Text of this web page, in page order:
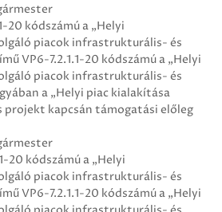
20 kódszámú a „Helyi
piacok infrastrukturális- és
VP6-7.2.1.1-20 kódszámú a „Helyi
piacok infrastrukturális- és
a „Helyi piac kialakítása
projekt kapcsán támogatási előleg
20 kódszámú a „Helyi
piacok infrastrukturális- és
VP6-7.2.1.1-20 kódszámú a „Helyi